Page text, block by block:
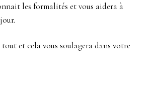
les formalités et vous aidera à
tout et cela vous soulagera dans votre